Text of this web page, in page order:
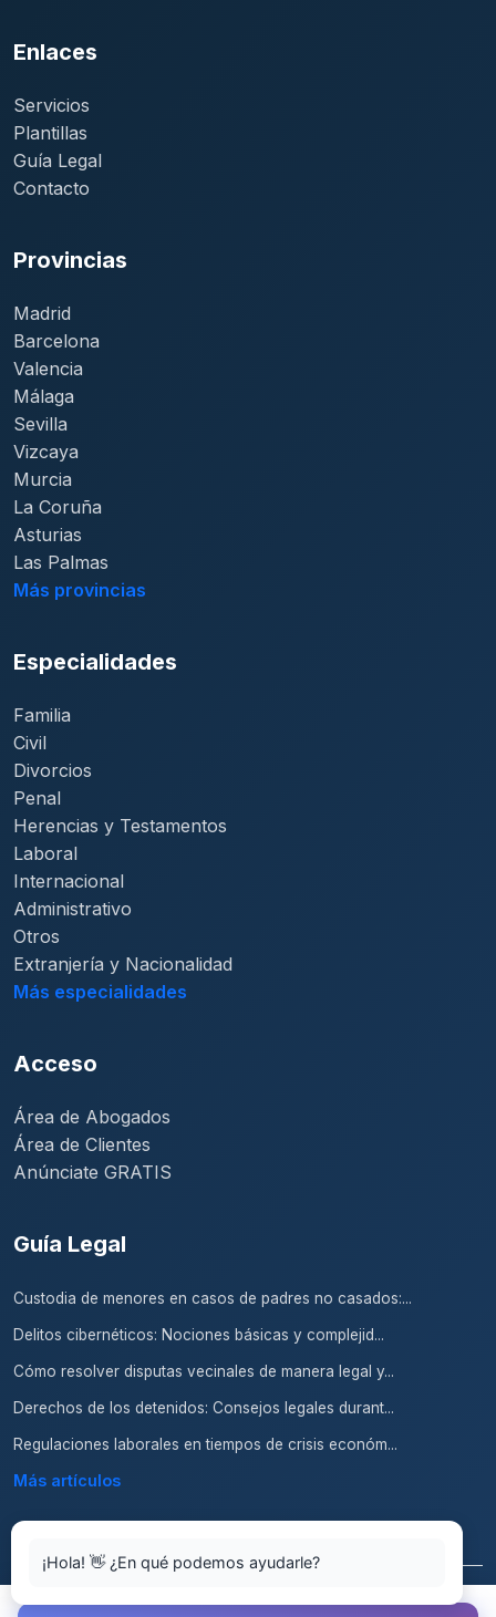
Enlaces
Servicios
Plantillas
Guía Legal
Contacto
Provincias
Madrid
Barcelona
Valencia
Málaga
Sevilla
Vizcaya
Murcia
La Coruña
Asturias
Las Palmas
Más provincias
Especialidades
Familia
Civil
Divorcios
Penal
Herencias y Testamentos
Laboral
Internacional
Administrativo
Otros
Extranjería y Nacionalidad
Más especialidades
Acceso
Área de Abogados
Área de Clientes
Anúnciate GRATIS
Guía Legal
Custodia de menores en casos de padres no casados:...
Delitos cibernéticos: Nociones básicas y complejid...
Cómo resolver disputas vecinales de manera legal y...
Derechos de los detenidos: Consejos legales durant...
Regulaciones laborales en tiempos de crisis económ...
Más artículos
© 2026 Abogados.top. Todos los derechos reservados.
¡Hola! 👋 ¿En qué podemos ayudarle?